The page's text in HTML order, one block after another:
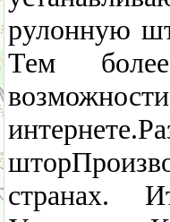
рулонную
Тем
странах.